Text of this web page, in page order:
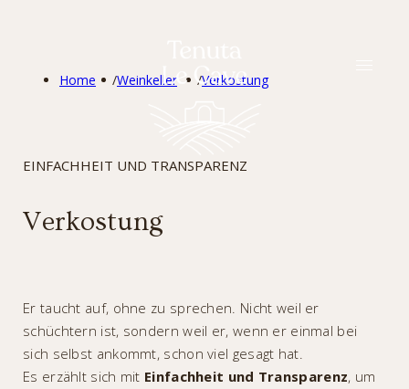
Home /Weinkeller /Verkostung
EINFACHHEIT UND TRANSPARENZ
Verkostung
Er taucht auf, ohne zu sprechen. Nicht weil er
schüchtern ist, sondern weil er, wenn er einmal bei
sich selbst ankommt, schon viel gesagt hat.
Es erzählt sich mit Einfachheit und Transparenz, um